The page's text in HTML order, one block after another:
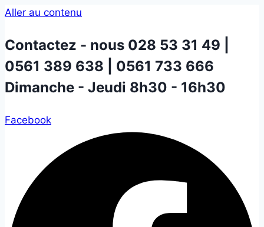
Aller au contenu
Contactez - nous 028 53 31 49 |
0561 389 638 | 0561 733 666
Dimanche - Jeudi 8h30 - 16h30
Facebook